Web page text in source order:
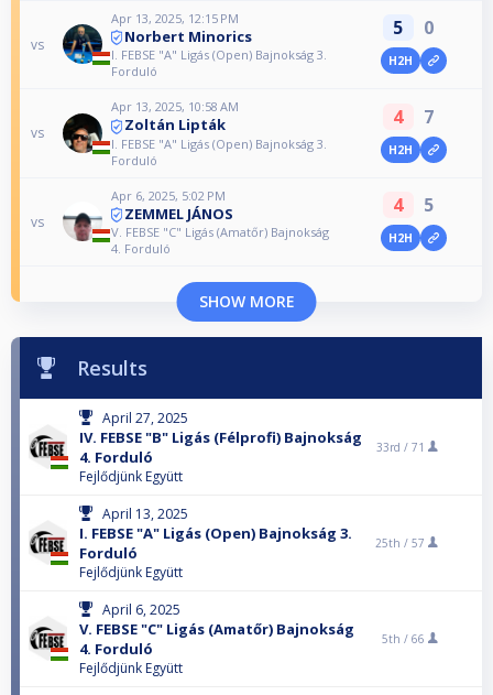
vs
Apr 13, 2025, 12:15 PM
Norbert Minorics
I. FEBSE "A" Ligás (Open) Bajnokság 3.
Forduló
5 0
H2H
vs
Apr 13, 2025, 10:58 AM
Zoltán Lipták
I. FEBSE "A" Ligás (Open) Bajnokság 3.
Forduló
4 7
H2H
vs
Apr 6, 2025, 5:02 PM
ZEMMEL JÁNOS
V. FEBSE "C" Ligás (Amatőr) Bajnokság
4. Forduló
4 5
H2H
SHOW MORE
Results
April 27, 2025
IV. FEBSE "B" Ligás (Félprofi) Bajnokság
4. Forduló
Fejlődjünk Együtt
33rd / 71
April 13, 2025
I. FEBSE "A" Ligás (Open) Bajnokság 3.
Forduló
Fejlődjünk Együtt
25th / 57
April 6, 2025
V. FEBSE "C" Ligás (Amatőr) Bajnokság
4. Forduló
Fejlődjünk Együtt
5th / 66